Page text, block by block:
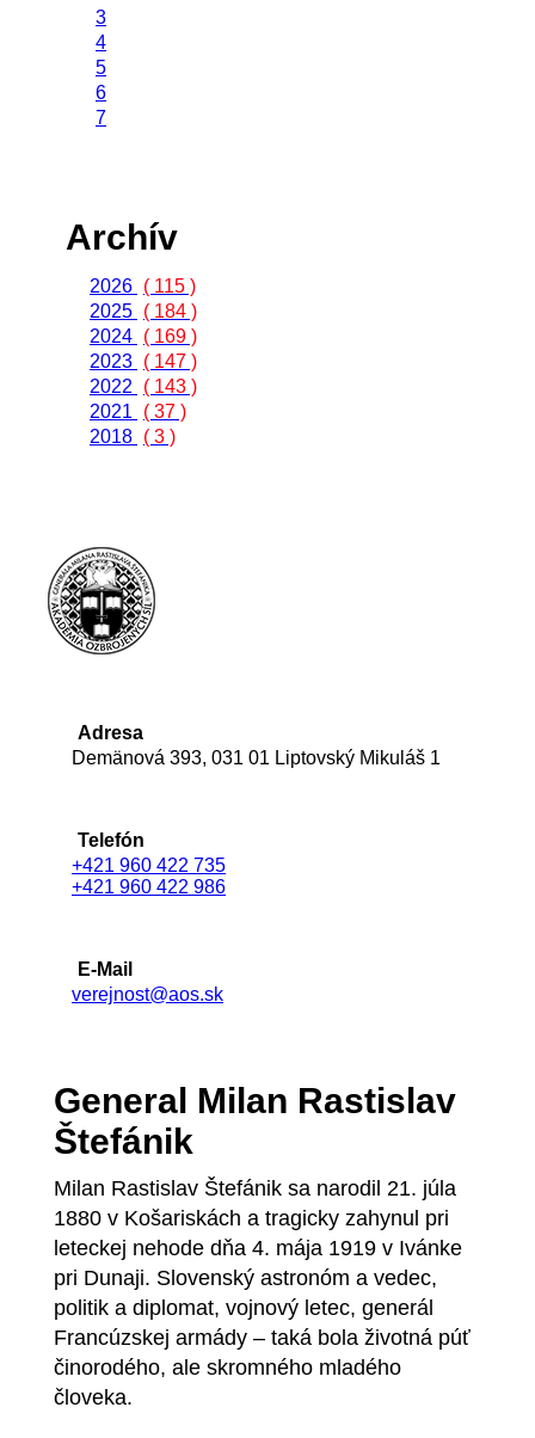
3
4
5
6
7
Archív
2026 ( 115 )
2025 ( 184 )
2024 ( 169 )
2023 ( 147 )
2022
( 143 )
2021
( 37 )
2018 ( 3 )
Adresa
Demänová 393, 031 01 Liptovský Mikuláš 1
Telefón
+421 960 422 735
+421 960 422 986
E-Mail
verejnost@aos.sk
General Milan Rastislav
Štefánik
Milan Rastislav Štefánik sa narodil 21. júla
1880 v Košariskách a tragicky zahynul pri
leteckej nehode dňa 4. mája 1919 v Ivánke
pri Dunaji. Slovenský astronóm a vedec,
politik a diplomat, vojnový letec, generál
Francúzskej armády – taká bola životná púť
činorodého, ale skromného mladého
človeka.